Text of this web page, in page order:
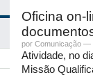
Oficina on-
porComunicação —
Atividade, no
Missão